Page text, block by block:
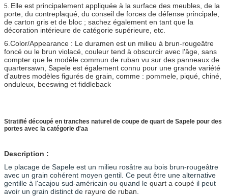
5. Elle est principalement appliquée à la surface des meubles, de la
porte, du contreplaqué, du conseil de forces de défense principale,
de carton gris et de bloc ; sachez également en tant que la
décoration intérieure de catégorie supérieure, etc.
6.Color/Appearance : Le duramen est un milieu à brun-rougeâtre
foncé ou le brun violacé, couleur tend à obscurcir avec l'âge, sans
compter que le modèle commun de ruban vu sur des panneaux de
quartersawn, Sapele est également connu pour une grande variété
d'autres modèles figurés de grain, comme : pommele, piqué, chiné,
onduleux, beeswing et fiddleback
Stratifié découpé en tranches naturel de coupe de quart de Sapele pour des
portes avec la catégorie d'aa
Description :
Le placage de Sapele est un milieu rosâtre au bois brun-rougeâtre
avec un grain cohérent moyen gentil. Ce peut être une alternative
gentille à l'acajou sud-américain ou quand le quart a coupé il peut
avoir un grain distinct de rayure de ruban